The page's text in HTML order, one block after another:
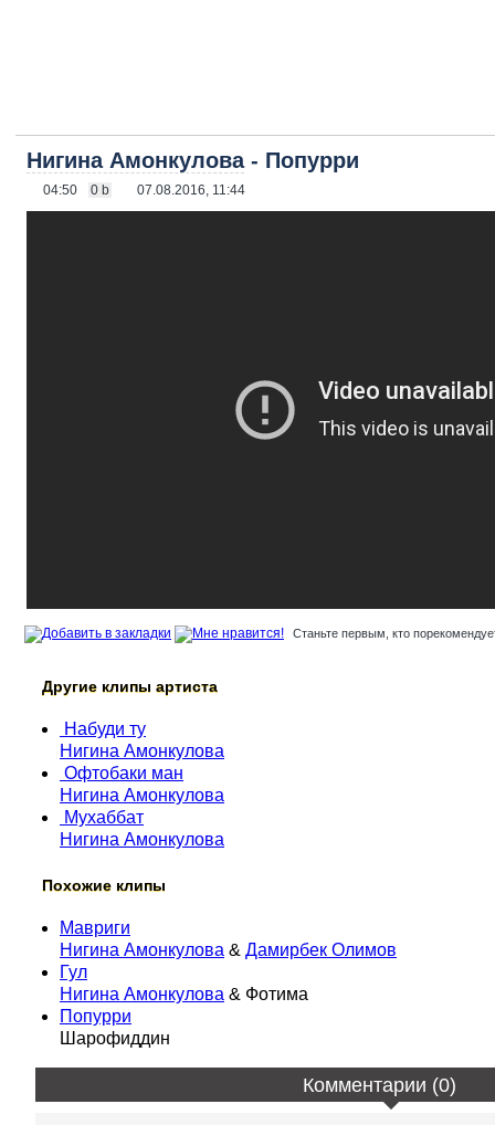
Нигина Амонкулова- Попурри
04:50 0 b 07.08.2016, 11:44
Станьте первым, кто
Другие клипы артиста
Набуди ту
Нигина Амонкулова
Офтобаки ман
Нигина Амонкулова
Мухаббат
Нигина Амонкулова
Похожие клипы
Мавриги
Нигина Амонкулова & Дамирбек Олимов
Гул
Нигина Амонкулова & Фотима
Попурри
Шарофиддин
Комментарии (0)